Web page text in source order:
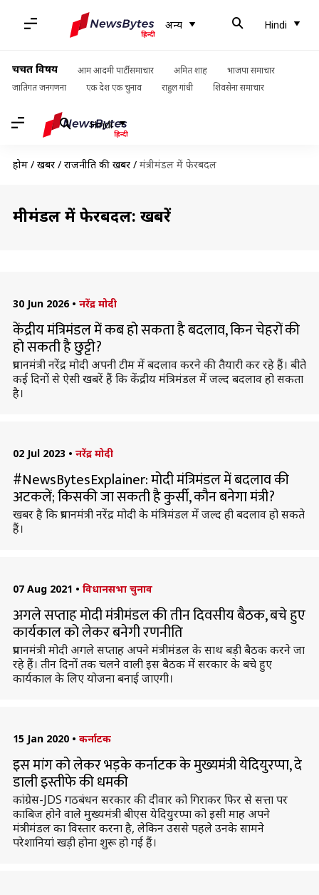
अन्य Hindi
चर्चित विषय आम आदमी पार्टी समाचार अमित शाह
भाजपा समाचार
जातिगत जनगणना
एक देश एक चुनाव राहुल गांधी शिवसेना समाचार
Hindi
होम / खबरें / राजनीति की खबरें / मंत्रीमंडल में फेरबदल
मंत्रीमंडल में फेरबदल: खबरें
30 Jun 2026 • नरेंद्र मोदी
केंद्रीय मंत्रिमंडल में कब हो सकता है बदलाव, किन चेहरों की
हो सकती है छुट्टी?
प्रधानमंत्री नरेंद्र मोदी अपनी टीम में बदलाव करने की तैयारी कर रहे हैं। बीते
कई दिनों से ऐसी खबरें हैं कि केंद्रीय मंत्रिमंडल में जल्द बदलाव हो सकता
है।
02 Jul 2023 • नरेंद्र मोदी
#NewsBytesExplainer: मोदी मंत्रिमंडल में बदलाव की
अटकलें; किसकी जा सकती है कुर्सी, कौन बनेगा मंत्री?
खबर है कि प्रधानमंत्री नरेंद्र मोदी के मंत्रिमंडल में जल्द ही बदलाव हो सकते
हैं।
07 Aug 2021 • विधानसभा चुनाव
अगले सप्ताह मोदी मंत्रीमंडल की तीन दिवसीय बैठक, बचे हुए
कार्यकाल को लेकर बनेगी रणनीति
प्रधानमंत्री मोदी अगले सप्ताह अपने मंत्रीमंडल के साथ बड़ी बैठक करने जा
रहे हैं। तीन दिनों तक चलने वाली इस बैठक में सरकार के बचे हुए
कार्यकाल के लिए योजना बनाई जाएगी।
15 Jan 2020 • कर्नाटक
इस मांग को लेकर भड़के कर्नाटक के मुख्यमंत्री येदियुरप्पा, दे
डाली इस्तीफे की धमकी
कांग्रेस-JDS गठबंधन सरकार की दीवार को गिराकर फिर से सत्ता पर
काबिज होने वाले मुख्यमंत्री बीएस येदियुरप्पा को इसी माह अपने
मंत्रीमंडल का विस्तार करना है, लेकिन उससे पहले उनके सामने
परेशानियां खड़ी होना शुरू हो गई हैं।